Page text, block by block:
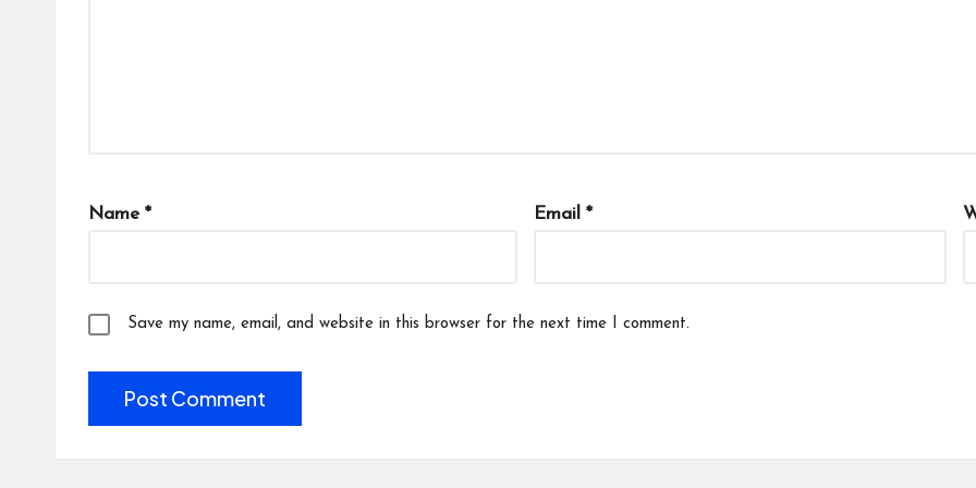
Name * Email *
Save my name, email, and website in this browser for the next time I comment.